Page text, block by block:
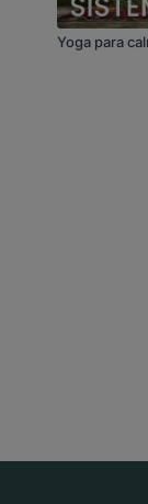
Yoga para